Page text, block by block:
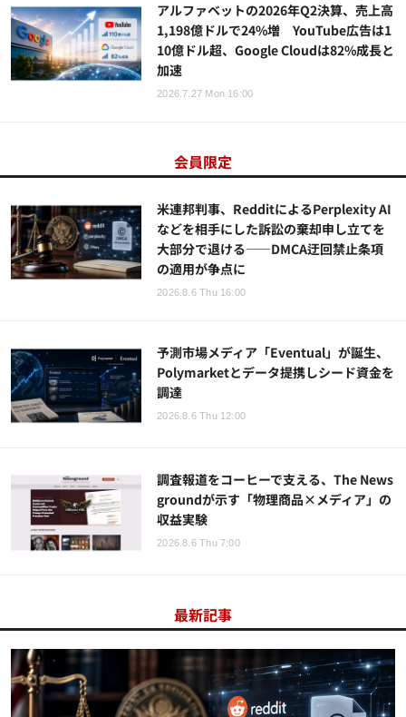
アルファベットの2026年Q2決算、売上高
1,198億ドルで24%増 YouTube広告は1
10億ドル超、Google Cloudは82%成長と
加速
2026.7.27 Mon 16:00
会員限定
米連邦判事、RedditによるPerplexity AI
などを相手にした訴訟の棄却申し立てを
大部分で退ける——DMCA迂回禁止条項
の適用が争点に
2026.8.6 Thu 16:00
予測市場メディア「Eventual」が誕生、
Polymarketとデータ提携しシード資金を
調達
2026.8.6 Thu 12:00
調査報道をコーヒーで支える、The News
groundが示す「物理商品×メディア」の
収益実験
2026.8.6 Thu 7:00
最新記事